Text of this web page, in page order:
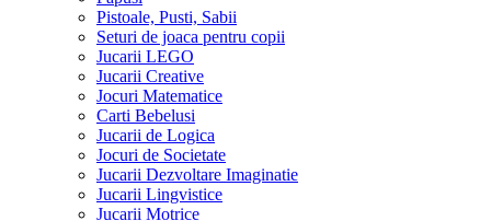
Pistoale, Pusti, Sabii
Seturi de joaca pentru copii
Jucarii LEGO
Jucarii Creative
Jocuri Matematice
Carti Bebelusi
Jucarii de Logica
Jocuri de Societate
Jucarii Dezvoltare Imaginatie
Jucarii Lingvistice
Jucarii Motrice